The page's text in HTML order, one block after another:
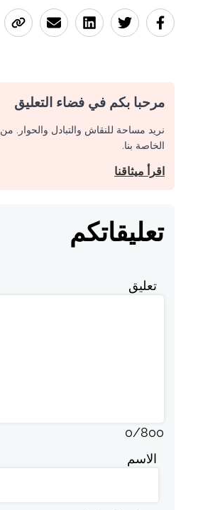
مرحبا بكم في فضاء التعليق
نريد مساحة للنقاش والتبادل والحوار.
الخاصة بنا.
اقرأ ميثاقنا
تعليقاتكم
تعليق
0/800
الاسم